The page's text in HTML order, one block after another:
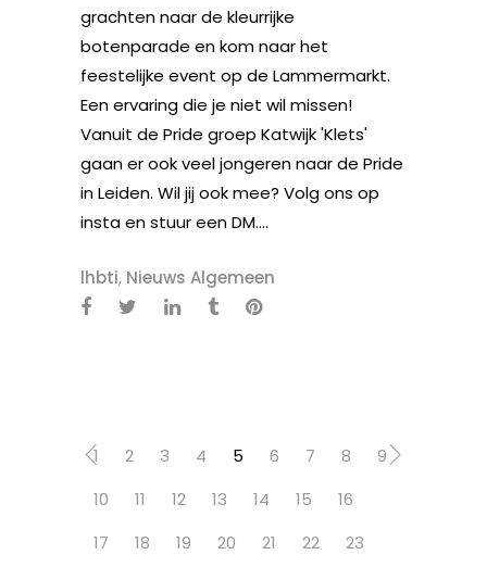
grachten naar de kleurrijke
botenparade en kom naar het
feestelijke event op de Lammermarkt.
Een ervaring die je niet wil missen!
Vanuit de Pride groep Katwijk 'Klets'
gaan er ook veel jongeren naar de Pride
in Leiden. Wil jij ook mee? Volg ons op
insta en stuur een DM....
lhbti, Nieuws Algemeen
1 2 3 4 5 6 7 8
9
10
11 12 13 14 15
16
17
18 19 20 21 22
23